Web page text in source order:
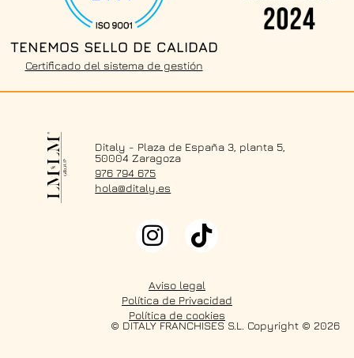
TENEMOS SELLO DE CALIDAD
Certificado del sistema de gestión
Ditaly - Plaza de España 3, planta 5,
50004 Zaragoza
976 794 675
hola@ditaly.es
Aviso legal
Política de Privacidad
Política de cookies
© DITALY FRANCHISES S.L. Copyright © 2026